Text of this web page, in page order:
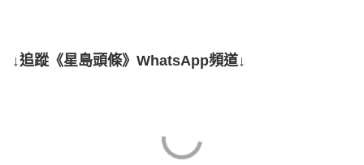
↓追蹤《星島頭條》WhatsApp頻道↓